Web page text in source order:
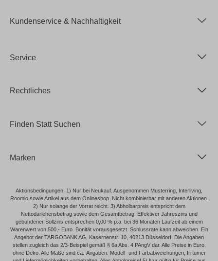
Kundenservice & Nachhaltigkeit
Service
Rechtliches
Finden Statt Suchen
Marken
Aktionsbedingungen: 1) Nur bei Neukauf. Ausgenommen Musterring, Interliving,
Roomio sowie Artikel aus dem Onlineshop. Nicht kombinierbar mit anderen Aktionen.
2) Nur solange der Vorrat reicht. 3) Abholbarpreis entspricht dem
Nettodarlehensbetrag sowie dem Gesamtbetrag. Effektiver Jahreszins und
gebundener Sollzins entsprechen 0,00 % p.a. bei 36 Monaten Laufzeit ab einem
Warenwert von 500,- Euro. Bonität vorausgesetzt. Schlussrate kann abweichen. Ein
Angebot der TARGOBANK AG, Kasernenstr. 10, 40213 Düsseldorf. Die Angaben
stellen zugleich das 2/3-Beispiel gemäß § 6a Abs. 4 PAngV dar. Alle Preise in Euro,
ohne Deko. Alle Maße sind ca.-Angaben. Modell- und Farbabweichungen, Irrtümer